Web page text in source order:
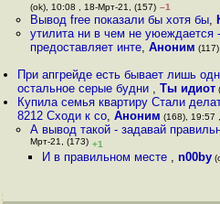
(ok), 10:08 , 18-Мрт-21, (157) –1
Вывод free показали бы хотя бы,
утилита ни в чем не уюеждается
предоставляет инте, Аноним
При апгрейде есть бывает лишь
остальное серые будни ,Ты идиот
Купила семья квартиру Стали
8212 Сходи к со,Аноним (168), 19:57
А вывод такой - задавай
Мрт-21, (173) +1
И в правильном месте , n00by